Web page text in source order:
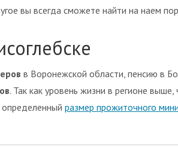
вы всегда сможете найти на наем
в Воронежской области, пенсию в
. Так как уровень жизни в регионе
определенный размер прожиточного